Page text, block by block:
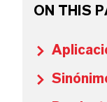
ON THIS